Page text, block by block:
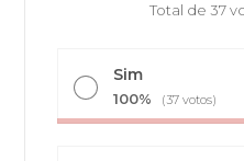
Total de 37
Sim
100% (37 votos)